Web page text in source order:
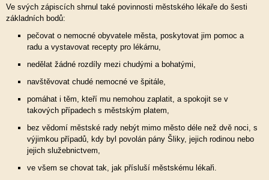
Ve svých zápiscích shrnul také povinnosti městského lékaře do šesti
základních bodů:
pečovat o nemocné obyvatele města, poskytovat jim pomoc a
radu a vystavovat recepty pro lékárnu,
nedělat žádné rozdíly mezi chudými a bohatými,
navštěvovat chudé nemocné ve špitále,
pomáhat i těm, kteří mu nemohou zaplatit, a spokojit se v
takových případech s městským platem,
bez vědomí městské rady nebýt mimo město déle než dvě noci, s
výjimkou případů, kdy byl povolán pány Šliky, jejich rodinou nebo
jejich služebnictvem,
ve všem se chovat tak, jak přísluší městskému lékaři.